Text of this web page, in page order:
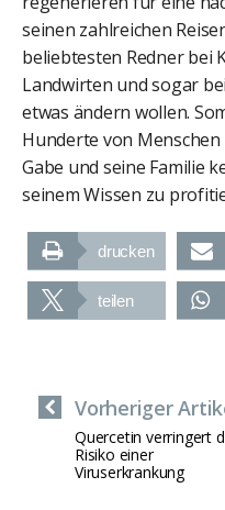
seinen zahlreichen
beliebtesten Redner bei
Landwirten und sogar
etwas ändern wollen.
Hunderte von Menschen
Gabe und seine Familie
seinem Wissen zu
drucken
teilen
Vorheriger
Quercetin verringert
Risiko einer
Viruserkrankung